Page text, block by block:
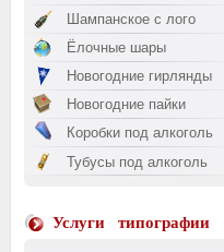
Шампанское с лого
Ёлочные шары
Новогодние гирлянды
Новогодние пайки
Коробки под алкоголь
Тубусы под алкоголь
Услуги типографии